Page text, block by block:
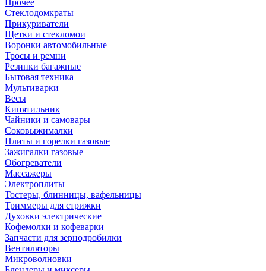
Прочее
Стеклодомкраты
Прикуриватели
Щетки и стекломои
Воронки автомобильные
Тросы и ремни
Резинки багажные
Бытовая техника
Мультиварки
Весы
Кипятильник
Чайники и самовары
Соковыжималки
Плиты и горелки газовые
Зажигалки газовые
Обогреватели
Массажеры
Электроплиты
Тостеры, блинницы, вафельницы
Триммеры для стрижки
Духовки электрические
Кофемолки и кофеварки
Запчасти для зернодробилки
Вентиляторы
Микроволновки